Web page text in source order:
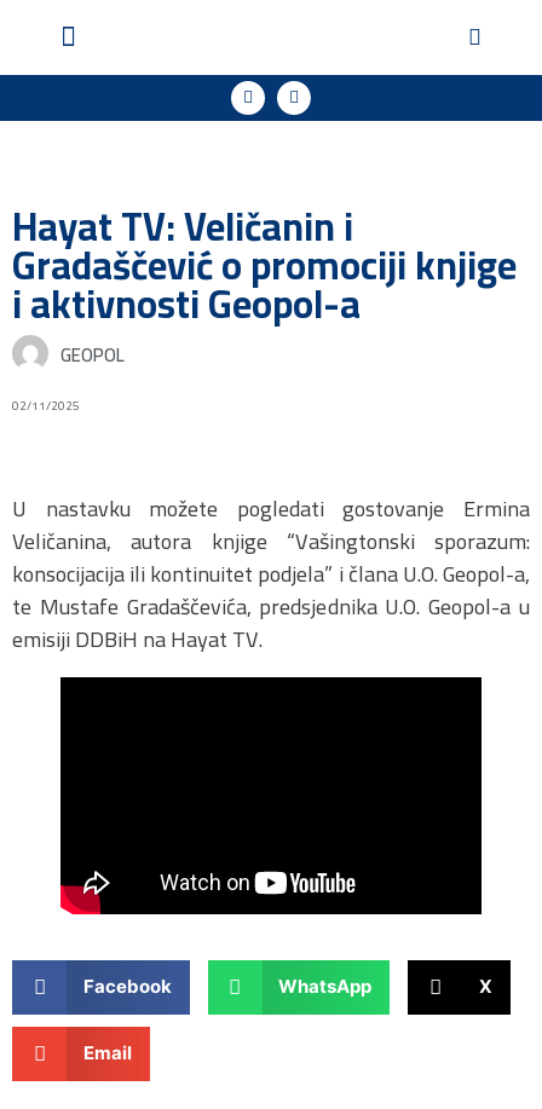
Hayat TV: Veličanin i
Gradaščević o promociji knjige
i aktivnosti Geopol-a
GEOPOL
02/11/2025
U nastavku možete pogledati gostovanje Ermina
Veličanina, autora knjige “Vašingtonski sporazum:
konsocijacija ili kontinuitet podjela” i člana U.O. Geopol-a,
te Mustafe Gradaščevića, predsjednika U.O. Geopol-a u
emisiji DDBiH na Hayat TV.
Facebook WhatsApp X
Email